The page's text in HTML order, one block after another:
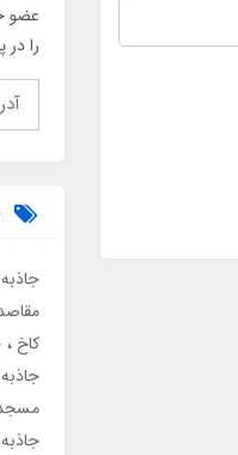
عضو
را
کاخ